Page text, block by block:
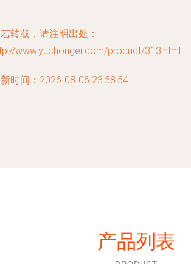
转载，请注明出处：
www.yuchonger.com/product/313.html
时间：2026-08-06 23:58:54
产品列表